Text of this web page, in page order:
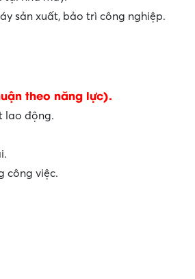
sản xuất, bảo trì công nghiệp.
theo năng lực).
lao động.
công việc.